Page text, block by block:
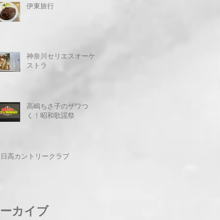
伊東旅行
神奈川セリエスオーケ
ストラ
高嶋ちさ子のザワつ
く！昭和歌謡祭
日高カントリークラブ
カイブ